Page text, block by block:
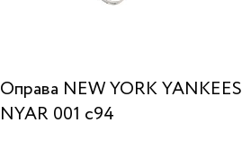
Оправа NEW YORK YANKEES
NYAR 001 c94